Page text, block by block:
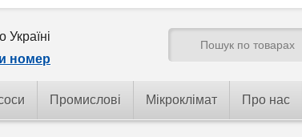
Україні
номер
Промислові Мікроклімат Про нас